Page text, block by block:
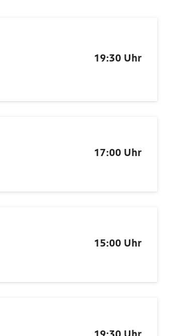
19:30 Uhr
17:00 Uhr
15:00 Uhr
19:30 Uhr